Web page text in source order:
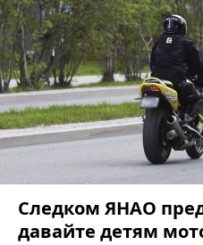
Следком ЯНАО
давайте детям